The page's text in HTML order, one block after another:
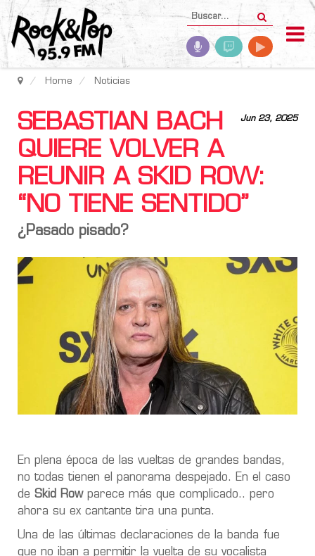
Home Noticias
Jun 23, 2025
SEBASTIAN BACH
QUIERE VOLVER A
REUNIR A SKID ROW:
“NO TIENE SENTIDO”
¿Pasado pisado?
En plena época de las vueltas de grandes bandas,
no todas tienen el panorama despejado. En el caso
de Skid Rowparece más que complicado.. pero
ahora su ex cantante tira una punta.
Una de las últimas declaraciones de la banda fue
que no iban a permitir la vuelta de su vocalista